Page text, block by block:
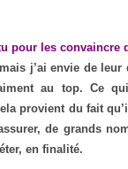
pour les convaincre
j’ai envie de leur
au top. Ce
provient du fait
de grands
en finalité.